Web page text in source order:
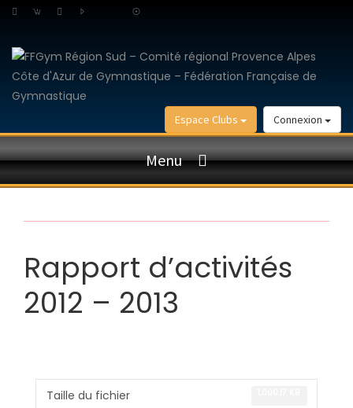
Connexion
Espace Clubs
Menu
Rapport d’activités
2012 – 2013
Taille du fichier